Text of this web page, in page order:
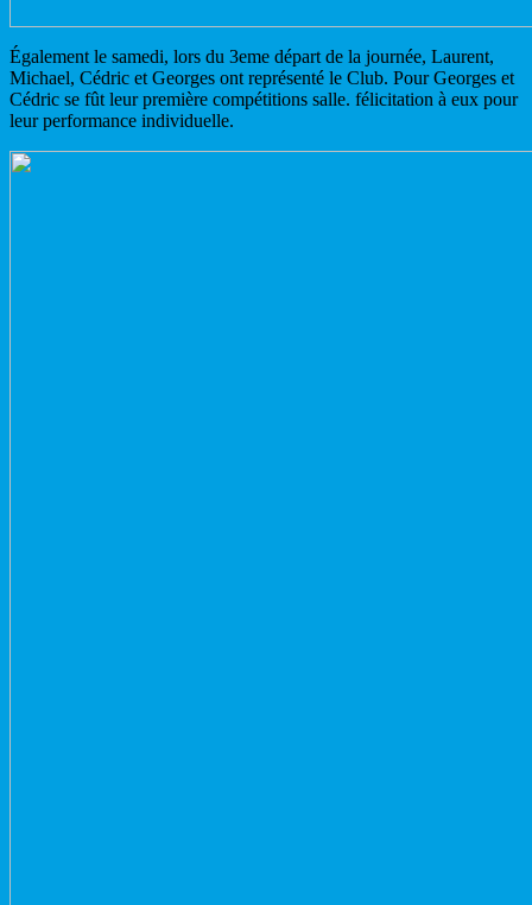
Également le samedi, lors du 3eme départ de la journée, Laurent,
Michael, Cédric et Georges ont représenté le Club. Pour Georges et
Cédric se fût leur première compétitions salle. félicitation à eux pour
leur performance individuelle.